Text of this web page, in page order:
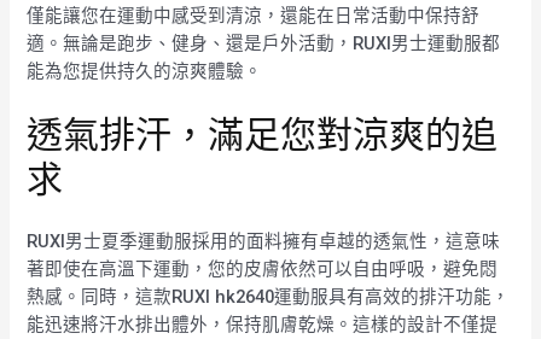
僅能讓您在運動中感受到清涼，還能在日常活動中保持舒
適。無論是跑步、健身、還是戶外活動，RUXI男士運動服都
能為您提供持久的涼爽體驗。
透氣排汗，滿足您對涼爽的追
求
RUXI男士夏季運動服採用的面料擁有卓越的透氣性，這意味
著即使在高溫下運動，您的皮膚依然可以自由呼吸，避免悶
熱感。同時，這款RUXI hk2640運動服具有高效的排汗功能，
能迅速將汗水排出體外，保持肌膚乾燥。這樣的設計不僅提